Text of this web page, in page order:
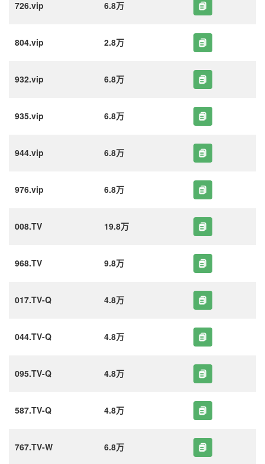
726.vip 6.8万
804.vip 2.8万
932.vip 6.8万
935.vip 6.8万
944.vip 6.8万
976.vip 6.8万
008.TV 19.8万
968.TV 9.8万
017.TV-Q 4.8万
044.TV-Q 4.8万
095.TV-Q 4.8万
587.TV-Q 4.8万
767.TV-W 6.8万